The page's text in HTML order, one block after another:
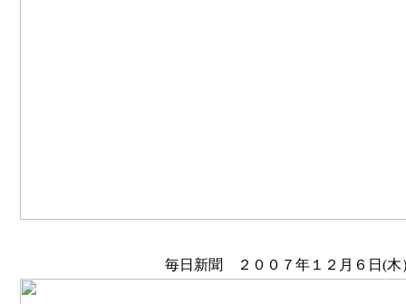
毎日新聞 ２００７年１２月６日(木）